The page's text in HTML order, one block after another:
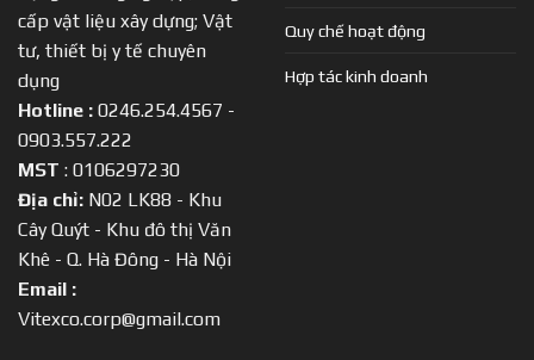
cấp vật liệu xây dựng; Vật
tư, thiết bị y tế chuyên
dụng
Hotline : 0246.254.4567 -
0903.557.222
MST : 0106297230
Địa chỉ: N02 LK88 - Khu
Cây Quýt - Khu đô thị Văn
Khê - Q. Hà Đông - Hà Nội
Email :
Vitexco.corp@gmail.com
Quy chế hoạt động
Hợp tác kinh doanh